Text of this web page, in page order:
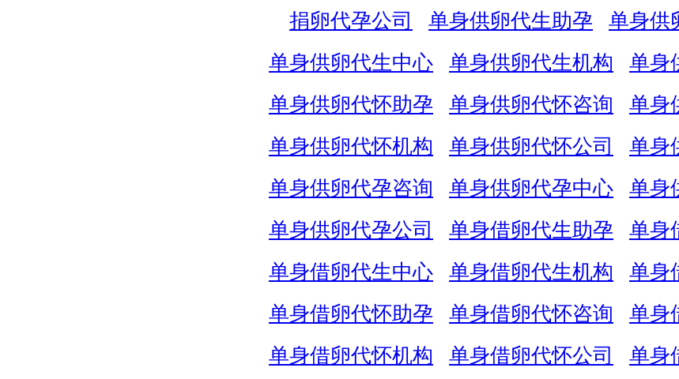
捐卵代孕公司
单身供卵代生助孕
单身供
单身供卵代生中心
单身供卵代生机构
单身
单身供卵代怀助孕
单身供卵代怀咨询
单身
单身供卵代怀机构
单身供卵代怀公司
单身
单身供卵代孕咨询
单身供卵代孕中心
单身
单身供卵代孕公司
单身借卵代生助孕
单身
单身借卵代生中心
单身借卵代生机构
单身
单身借卵代怀助孕
单身借卵代怀咨询
单身
单身借卵代怀机构
单身借卵代怀公司
单身